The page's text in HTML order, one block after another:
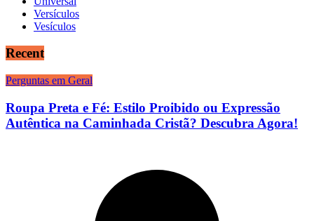
Versículos
Vesículos
Recent
Perguntas em Geral
Roupa Preta e Fé: Estilo Proibido ou Expressão
Autêntica na Caminhada Cristã? Descubra Agora!